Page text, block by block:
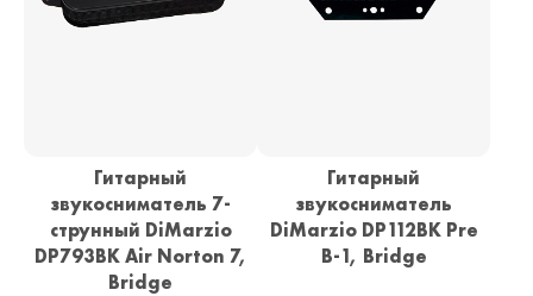
Гитарный
звукосниматель 7-
струнный DiMarzio
DP793BK Air Norton 7,
Bridge
Гитарный
звукосниматель
DiMarzio DP112BK Pre
B-1, Bridge